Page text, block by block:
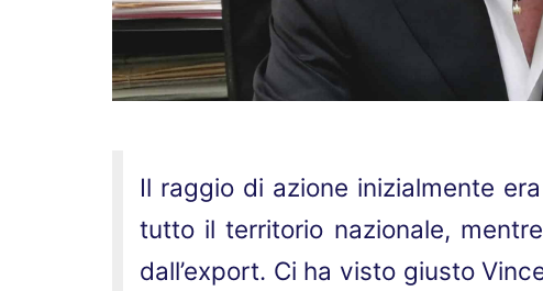
Il raggio di azione inizialmente
tutto il territorio nazionale,
dall’export. Ci ha visto giusto